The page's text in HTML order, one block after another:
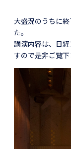
大盛況のうちに
た。
講演内容は、日
すので是非ご覧下